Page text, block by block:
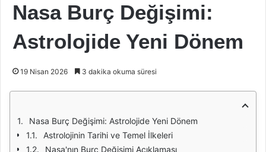
Nasa Burç Değişimi:
Astrolojide Yeni Dönem
19 Nisan 2026 3 dakika okuma süresi
Nasa Burç Değişimi: Astrolojide Yeni Dönem
Astrolojinin Tarihi ve Temel İlkeleri
Nasa'nın Burç Değişimi Açıklaması